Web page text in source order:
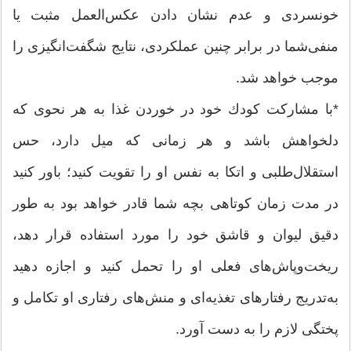
خونسردی و عدم نشان دادن عكس‌العمل مثبت یا
منفی‌شما در برابر چنین عملكردی، نتایج شگفت‌انگیزی را
موجب خواهد شد.
*با مشاركت كودك خود در خوردن غذا به هر نحوی كه
دلخواهش باشد و هر زمانی كه میل دارد، حس
استقلال‌طلبی و اتكا به نفس او را تقویت كنید؛ باور كنید
در مدت زمان كوتاهی بچه شما قادر خواهد بود به طور
دقیق لیوان و قاشق خود را مورد استفاده قرار دهد،
ریخت‌و‌پاش‌های فعلی او را تحمل كنید و اجازه دهید
به‌تدریج رفتارهای تغذیه‌ای و منش‌های رفتاری او تكامل و
پختگی لازم را به دست آورد.